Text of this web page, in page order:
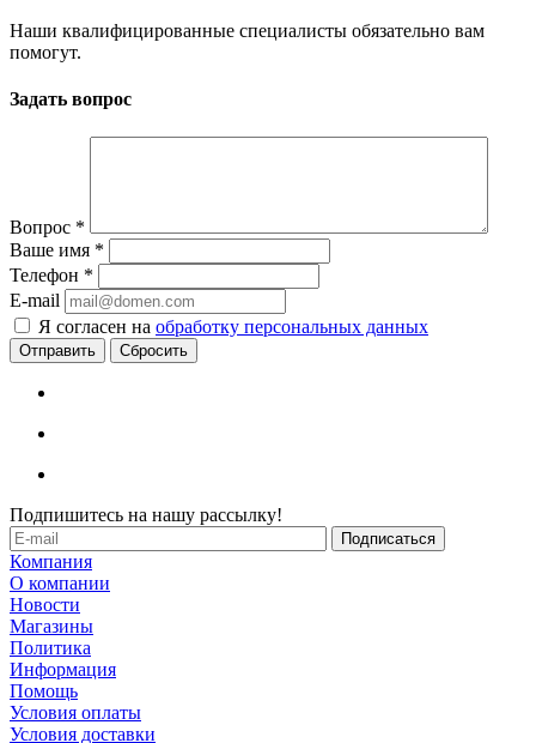
Наши квалифицированные специалисты обязательно вам
помогут.
Задать вопрос
Вопрос *
Ваше имя *
Телефон *
E-mail
Я согласен на обработку персональных данных
Сбросить
Подпишитесь на нашу рассылку!
Компания
О компании
Новости
Магазины
Политика
Информация
Помощь
Условия оплаты
Условия доставки